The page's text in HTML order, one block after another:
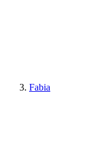
Fabia